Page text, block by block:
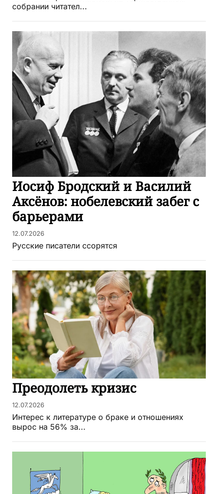
собрании читател...
Иосиф Бродский и Василий
Аксёнов: нобелевский забег с
барьерами
12.07.2026
Русские писатели ссорятся
Преодолеть кризис
12.07.2026
Интерес к литературе о браке и отношениях
вырос на 56% за...